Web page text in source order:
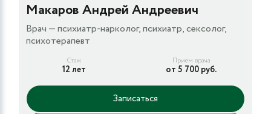
Макаров Андрей Андреевич
Врач — психиатр-нарколог, психиатр, сексолог,
психотерапевт
Стаж
12 лет
Прием врача
от 5 700 руб.
Записаться